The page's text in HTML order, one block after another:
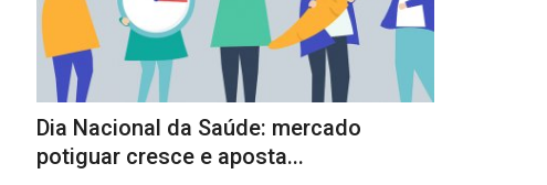
Dia Nacional da Saúde: mercado
potiguar cresce e aposta...